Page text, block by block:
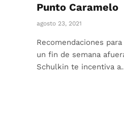
Punto Caramelo
agosto 23, 2021
Recomendaciones
un fin de semana
Schulkin te incentiva